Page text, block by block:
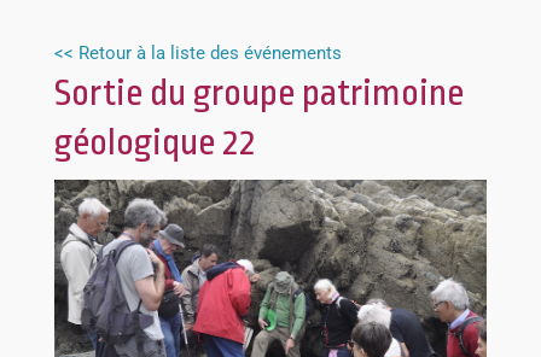
<< Retour à la liste des événements
Sortie du groupe patrimoine
géologique 22